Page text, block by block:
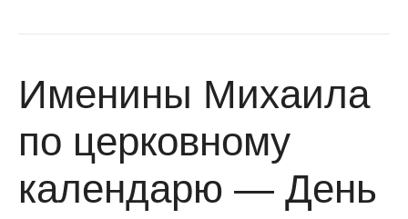
Именины Михаила
по церковному
календарю — День